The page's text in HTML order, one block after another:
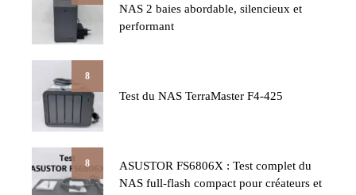
NAS 2 baies abordable, silencieux et
performant
8
Test du NAS TerraMaster F4-425
8
ASUSTOR FS6806X : Test complet du
NAS full-flash compact pour créateurs et